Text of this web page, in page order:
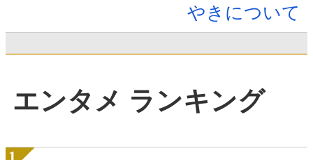
やきについて
エンタメ ランキング